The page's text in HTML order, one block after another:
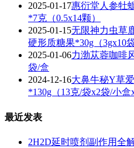
2025-01-17惠衍堂人参牡
*7克（0.5x14颗）
2025-01-15无限神力虫草
硬形质糖果*30g（3gx10袋
2025-01-06力渤苁蓉咖啡
袋/盒
2024-12-16大鼻牛秘Y草
*130g（13克/袋x2袋/小盒
最近发表
2H2D延时喷剂副作用全